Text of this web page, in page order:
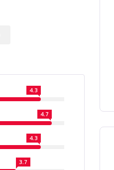
4.3
4.7
4.3
3.7